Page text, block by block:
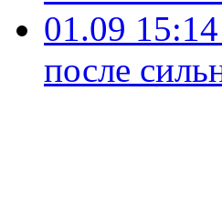
01.09 15:14
после